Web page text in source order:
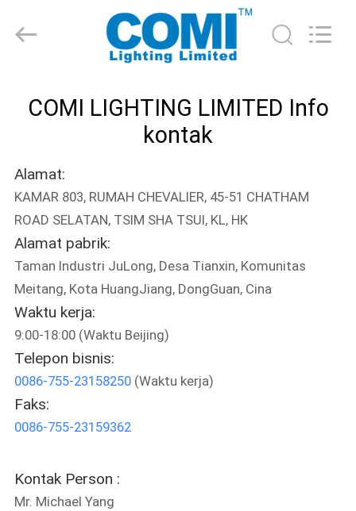
TENTANG
KAMI
TUR
PABRIK
KONTROL
KUALITAS
HUBUNGI
BERITA
COMI
LIGHTING
COMI LIGHTING LIMITED Info
kontak
Alamat:
KAMAR 803, RUMAH CHEVALIER, 45-51 CHATHAM
ROAD SELATAN, TSIM SHA TSUI, KL, HK
Alamat pabrik:
Taman Industri JuLong, Desa Tianxin, Komunitas
Meitang, Kota HuangJiang, DongGuan, Cina
Waktu kerja:
9:00-18:00 (Waktu Beijing)
Telepon bisnis:
0086-755-23158250(Waktu kerja)
Faks:
0086-755-23159362
Kontak Person :
Mr. Michael Yang